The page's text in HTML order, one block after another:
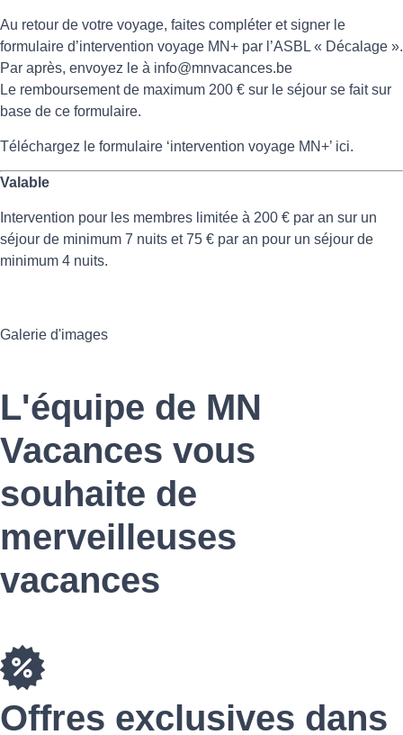
Au retour de votre voyage, faites compléter et signer le
formulaire d’intervention voyage MN+ par l’ASBL « Décalage ».
Par après, envoyez le à info@mnvacances.be
Le remboursement de maximum 200 € sur le séjour se fait sur
base de ce formulaire.
Téléchargez le formulaire ‘intervention voyage MN+’ ici.
Valable
Intervention pour les membres limitée à 200 € par an sur un
séjour de minimum 7 nuits et 75 € par an pour un séjour de
minimum 4 nuits.
Galerie d'images
L'équipe de MN
Vacances vous
souhaite de
merveilleuses
vacances
Offres exclusives dans